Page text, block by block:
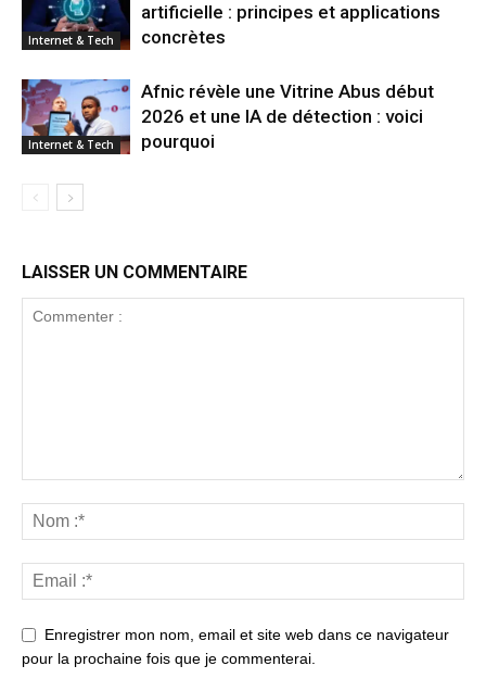
Internet & Tech
artificielle : principes et applications
concrètes
Internet & Tech
Afnic révèle une Vitrine Abus début
2026 et une IA de détection : voici
pourquoi
LAISSER UN COMMENTAIRE
Enregistrer mon nom, email et site web dans ce navigateur
pour la prochaine fois que je commenterai.